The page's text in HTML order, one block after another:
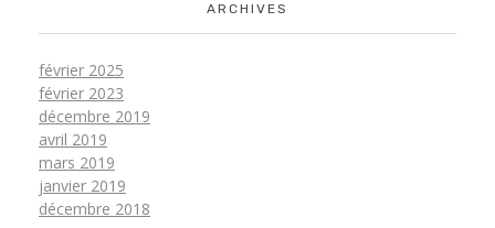
ARCHIVES
février 2025
février 2023
décembre 2019
avril 2019
mars 2019
janvier 2019
décembre 2018